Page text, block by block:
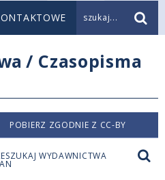
szukaj...
/ Czasopisma
POBIERZ ZGODNIE Z CC-BY
WYDAWNICTWA